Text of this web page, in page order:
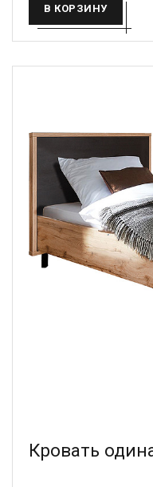
В КОРЗИНУ
Кровать